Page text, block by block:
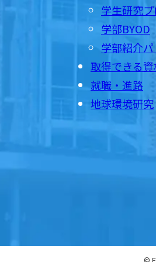
学生研究
学部BYOD
学部紹介
取得できる
就職・進路
地球環境研究